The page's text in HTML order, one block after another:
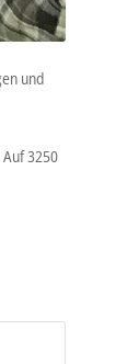
und
3250